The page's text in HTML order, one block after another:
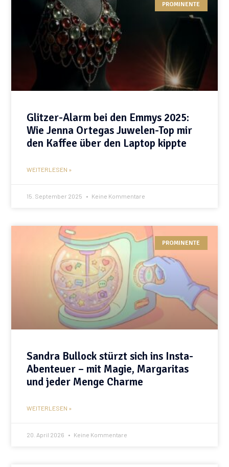
PROMINENTE
Glitzer-Alarm bei den Emmys 2025:
Wie Jenna Ortegas Juwelen-Top mir
den Kaffee über den Laptop kippte
WEITERLESEN »
15. September 2025 Keine Kommentare
PROMINENTE
Sandra Bullock stürzt sich ins Insta-
Abenteuer – mit Magie, Margaritas
und jeder Menge Charme
WEITERLESEN »
20. April 2026 Keine Kommentare